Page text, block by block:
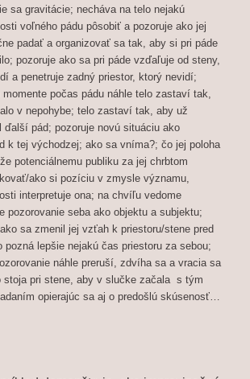
sa gravitácie; necháva na telo nejakú
voľného pádu pôsobiť a pozoruje ako jej
padať a organizovať sa tak, aby si pri páde
pozoruje ako sa pri páde vzďaľuje od steny,
a penetruje zadný priestor, ktorý nevidí;
počas pádu náhle telo zastaví tak,
v nepohybe; telo zastaví tak, aby už
ďalší pád; pozoruje novú situáciu ako
k tej východzej; ako sa vníma?; čo jej poloha
potenciálnemu publiku za jej chrbtom
ako si pozíciu v zmysle významu,
interpretuje ona; na chvíľu vedome
pozorovanie seba ako objektu a subjektu;
sa zmenil jej vzťah k priestoru/stene pred
pozná lepšie nejakú čas priestoru za sebou;
náhle preruší, zdvíha sa a vracia sa
stoja pri stene, aby v slučke začala s tým
opierajúc sa aj o predošlú skúsenosť…